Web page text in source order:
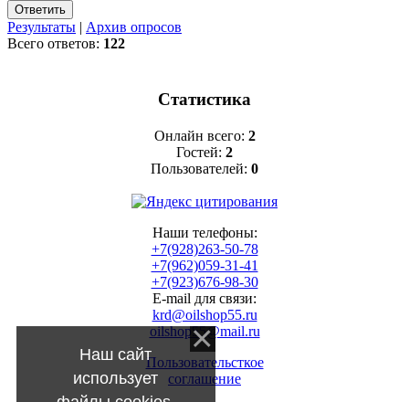
Результаты | Архив опросов
Всего ответов: 122
Статистика
Онлайн всего: 2
Гостей: 2
Пользователей: 0
Наши телефоны:
+7(928)263-50-78
+7(962)059-31-41
+7(923)676-98-30
E-mail для связи:
krd@oilshop55.ru
oilshop55@mail.ru
Пользовательсткое
соглашение
Наш сайт
использует